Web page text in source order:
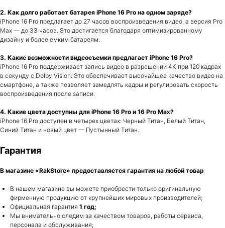
2. Как долго работает батарея iPhone 16 Pro на одном заряде?
iPhone 16 Pro предлагает до 27 часов воспроизведения видео, а версия Pro
Max — до 33 часов. Это достигается благодаря оптимизированному
дизайну и более емким батареям.
3. Какие возможности видеосъемки предлагает iPhone 16 Pro?
iPhone 16 Pro поддерживает запись видео в разрешении 4K при 120 кадрах
в секунду с Dolby Vision. Это обеспечивает высочайшее качество видео на
смартфоне, а также позволяет замедлять кадры и регулировать скорость
воспроизведения после записи.
4. Какие цвета доступны для iPhone 16 Pro и 16 Pro Max?
iPhone 16 Pro доступен в четырех цветах: Черный Титан, Белый Титан,
Синий Титан и новый цвет — Пустынный Титан.
Гарантия
В магазине «RakStore» предоставляется гарантия на любой товар
В нашем магазине вы можете приобрести только оригинальную
фирменную продукцию от крупнейших мировых производителей;
Официальная гарантия 1 год;
Мы внимательно следим за качеством товаров, работы сервиса,
персонала и обслуживания;
rakstore-info@mail.ru
Заказать обратный звонок
Сургут
Нижневартовск
Apple Watch
PlayStation
Аксессуары
DJI
Dyson
Ежедневно с 10:00 до
22:00
ТЦ Альма
Ежедневно с 11:00 до 20:00